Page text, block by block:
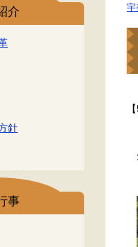
介
針
事
宇